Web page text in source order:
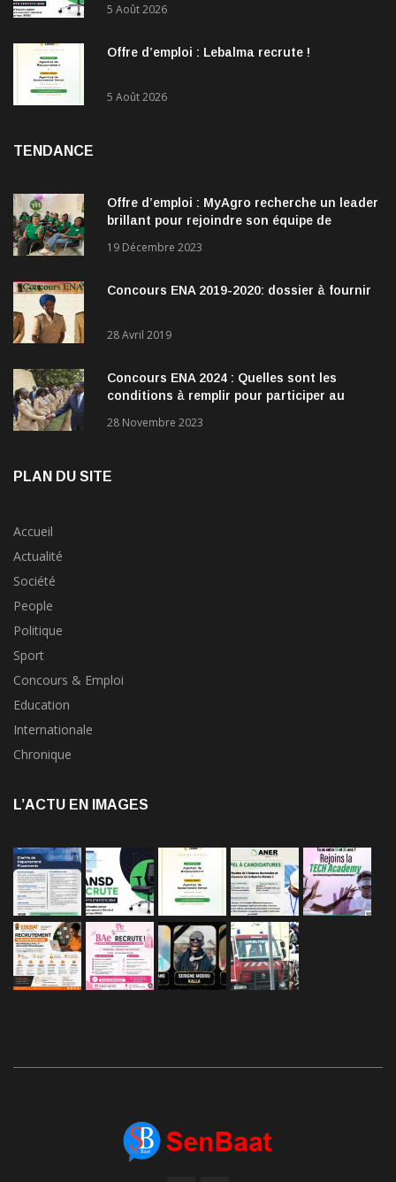
5 Août 2026
Offre d’emploi : Lebalma recrute !
5 Août 2026
TENDANCE
Offre d’emploi : MyAgro recherche un leader
brillant pour rejoindre son équipe de
19 Décembre 2023
Concours ENA 2019-2020: dossier à fournir
28 Avril 2019
Concours ENA 2024 : Quelles sont les
conditions à remplir pour participer au
28 Novembre 2023
PLAN DU SITE
Accueil
Actualité
Société
People
Politique
Sport
Concours & Emploi
Education
Internationale
Chronique
L’ACTU EN IMAGES